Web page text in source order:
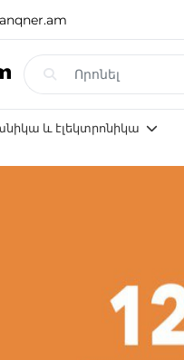
և էլեկտրոնիկա